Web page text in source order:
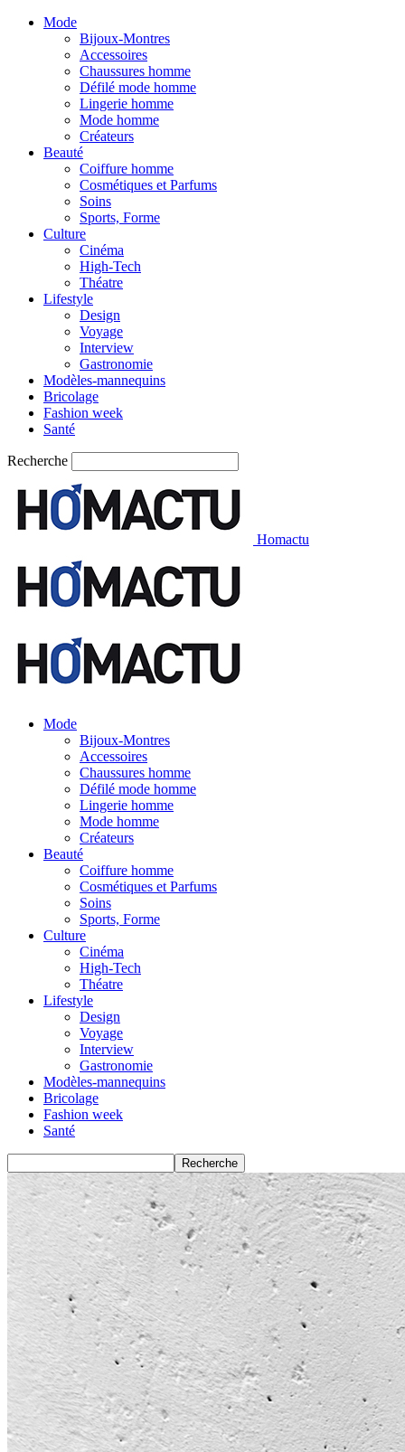
Mode
Bijoux-Montres
Accessoires
Chaussures homme
Défilé mode homme
Lingerie homme
Mode homme
Créateurs
Beauté
Coiffure homme
Cosmétiques et Parfums
Soins
Sports, Forme
Culture
Cinéma
High-Tech
Théatre
Lifestyle
Design
Voyage
Interview
Gastronomie
Modèles-mannequins
Bricolage
Fashion week
Santé
Recherche
Homactu
Mode
Bijoux-Montres
Accessoires
Chaussures homme
Défilé mode homme
Lingerie homme
Mode homme
Créateurs
Beauté
Coiffure homme
Cosmétiques et Parfums
Soins
Sports, Forme
Culture
Cinéma
High-Tech
Théatre
Lifestyle
Design
Voyage
Interview
Gastronomie
Modèles-mannequins
Bricolage
Fashion week
Santé